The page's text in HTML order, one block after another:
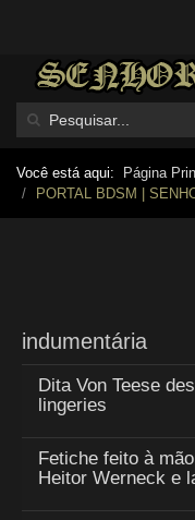
Você está aqui: Página
PORTAL BDSM |
indumentária
Dita Von Teese
lingeries
Fetiche feito à
Heitor Werneck e